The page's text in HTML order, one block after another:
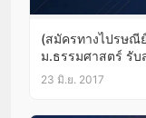
(สมัครทางไปรษณี
ม.ธรรมศาสตร์ รับ
บัดนี้-14ก.ค.60
23 มิ.ย. 2017